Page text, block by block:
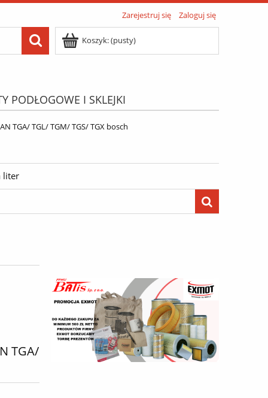
Zarejestruj się Zaloguj się
Koszyk:(pusty)
PODŁOGOWE I SKLEJKI
Menu
TGA/ TGL/ TGM/ TGS/ TGX bosch
liter
TGA/